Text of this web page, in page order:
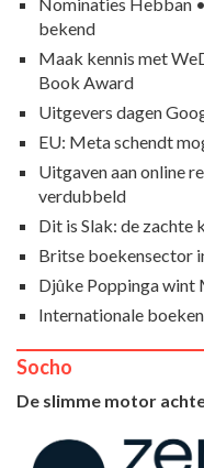
bekend
Maak kennis met
Book Award
Uitgevers dagen
EU: Meta schendt
Uitgaven aan online
verdubbeld
Dit is Slak: de zachte
Britse boekensector
Djûke Poppinga
Internationale
Socho
De slimme motor